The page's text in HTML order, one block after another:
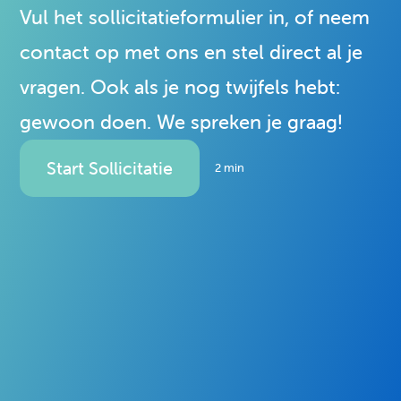
Vul het sollicitatieformulier in, of neem
contact op met ons en stel direct al je
vragen. Ook als je nog twijfels hebt:
gewoon doen. We spreken je graag!
2 min
Start Sollicitatie
Voornaam
Telefoonnummer
Email
Opmerking
Hoe ben je met ons voor het eerst in
contact gekomen?